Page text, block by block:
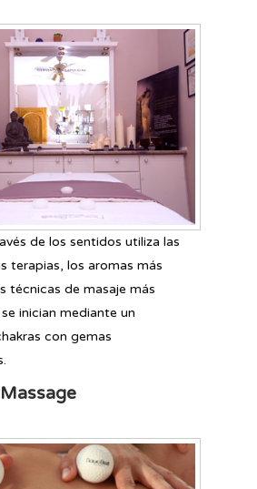
de los sentidos utiliza las
terapias, los aromas más
técnicas de masaje más
inician mediante un
con gemas